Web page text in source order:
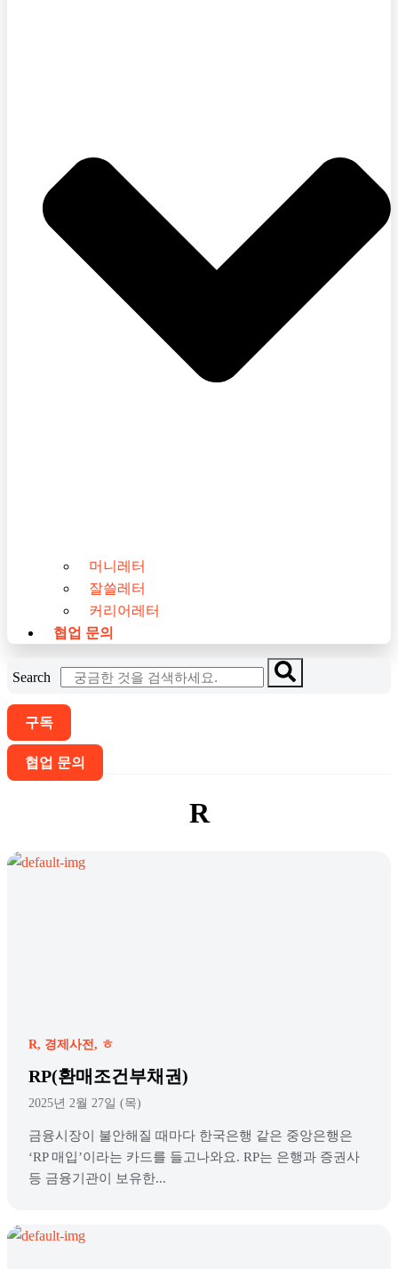
머니레터
잘쓸레터
커리어레터
협업 문의
Search
구독
협업 문의
R
R 경제사전 ㅎ
RP(환매조건부채권)
2025년 2월 27일 (목)
금융시장이 불안해질 때마다 한국은행 같은 중앙은행은
‘RP 매입’이라는 카드를 들고나와요. RP는 은행과 증권사
등 금융기관이 보유한...